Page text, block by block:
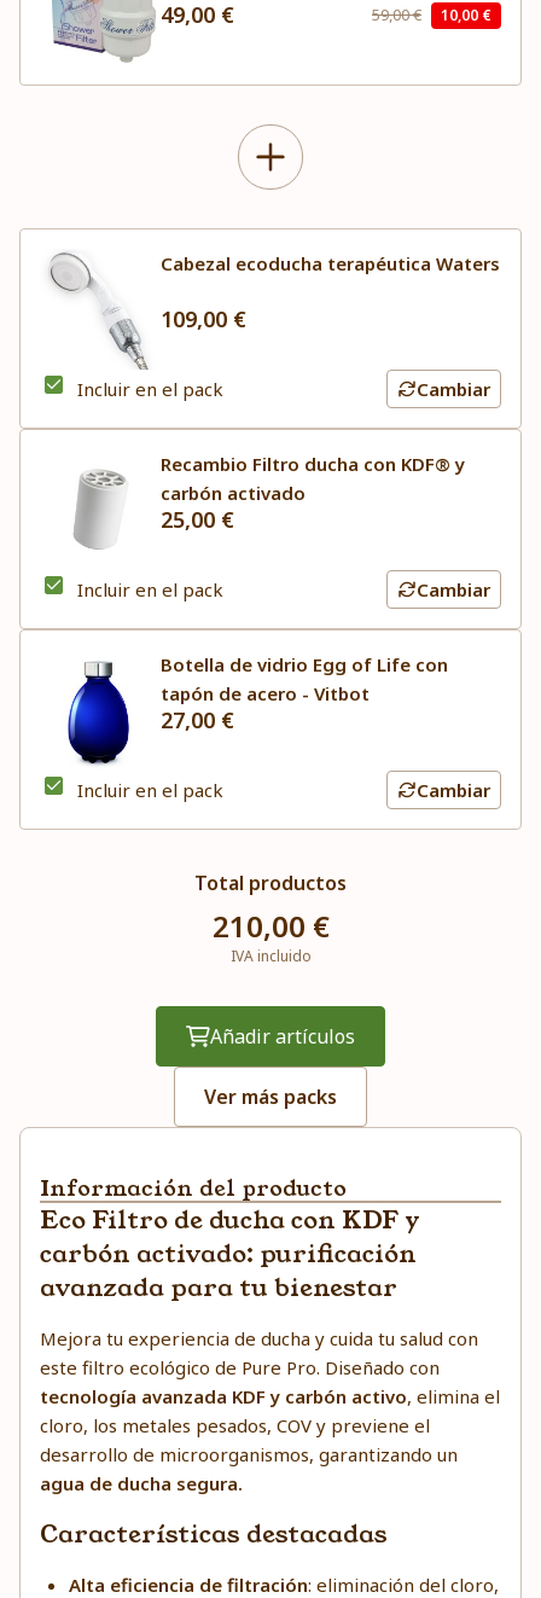
49,00 € 59,00 € 10,00 €
Cabezal ecoducha terapéutica Waters
109,00 €
Incluir en el pack Cambiar
Recambio Filtro ducha con KDF® y
carbón activado
25,00 €
Incluir en el pack Cambiar
Botella de vidrio Egg of Life con
tapón de acero - Vitbot
27,00 €
Incluir en el pack Cambiar
Total productos
210,00 €
IVA incluido
Añadir artículos
Ver más packs
Información del producto
Eco Filtro de ducha con KDF y
carbón activado: purificación
avanzada para tu bienestar
Mejora tu experiencia de ducha y cuida tu salud con
este filtro ecológico de Pure Pro. Diseñado con
tecnología avanzada KDF y carbón activo, elimina el
cloro, los metales pesados, COV y previene el
desarrollo de microorganismos, garantizando un
agua de ducha segura.
Características destacadas
Alta eficiencia de filtración: eliminación del cloro,